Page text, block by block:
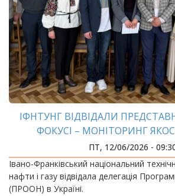
ІФНТУНГ ВІДВІДАЛИ
ФОКУСІ – МОНІТОРИНГ
ПТ, 12/06/2026 -
Івано-Франківський національний
нафти і газу відвідала делегація
(ПРООН) в Україні.